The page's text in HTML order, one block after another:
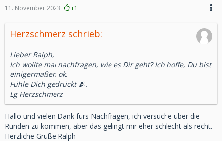
11. November 2023 +1
Herzschmerz schrieb:
Lieber Ralph,
Ich wollte mal nachfragen, wie es Dir geht? Ich hoffe, Du bist
einigermaßen ok.
Fühle Dich gedrückt 🫂.
Lg Herzschmerz
Hallo und vielen Dank fürs Nachfragen, ich versuche über die
Runden zu kommen, aber das gelingt mir eher schlecht als recht.
Herzliche Grüße Ralph